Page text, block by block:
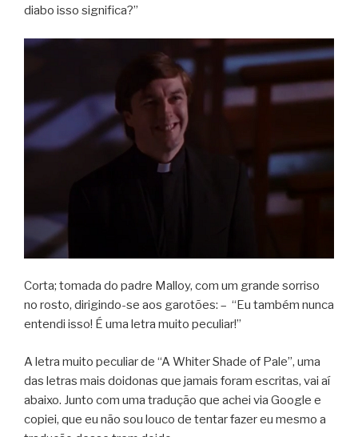
diabo isso significa?”
Corta; tomada do padre Malloy, com um grande sorriso
no rosto, dirigindo-se aos garotões: – “Eu também nunca
entendi isso! É uma letra muito peculiar!”
A letra muito peculiar de “A Whiter Shade of Pale”, uma
das letras mais doidonas que jamais foram escritas, vai aí
abaixo. Junto com uma tradução que achei via Google e
copiei, que eu não sou louco de tentar fazer eu mesmo a